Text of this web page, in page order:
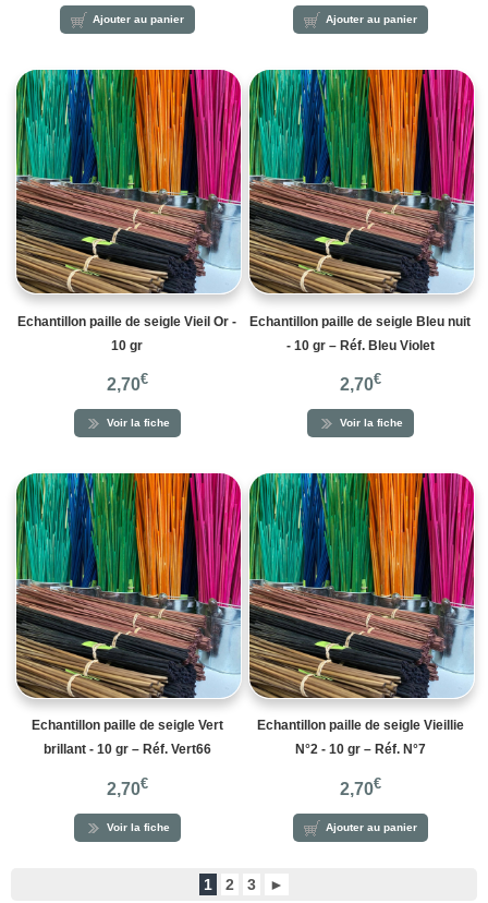
Ajouter au panier Ajouter au panier
Echantillon paille de seigle Vieil Or -
10 gr
2,70€
Voir la fiche
Echantillon paille de seigle Bleu nuit
- 10 gr – Réf. Bleu Violet
2,70€
Voir la fiche
Echantillon paille de seigle Vert
brillant - 10 gr – Réf. Vert66
2,70€
Voir la fiche
Echantillon paille de seigle Vieillie
N°2 - 10 gr – Réf. N°7
2,70€
Ajouter au panier
1 2 3 ►